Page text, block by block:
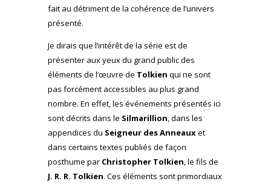
fait au détriment de la cohérence de l’univers
présenté.
Je dirais que l’intérêt de la série est de
présenter aux yeux du grand public des
éléments de l’œuvre de Tolkien qui ne sont
pas forcément accessibles au plus grand
nombre. En effet, les événements présentés ici
sont décrits dans le Silmarillion, dans les
appendices du Seigneur des Anneauxet
dans certains textes publiés de façon
posthume par Christopher Tolkien, le fils de
J. R. R. Tolkien. Ces éléments sont primordiaux